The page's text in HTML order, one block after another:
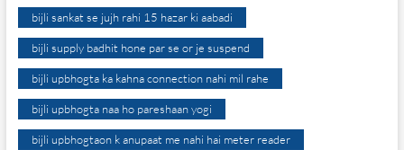
bijli sankat se jujh rahi 15 hazar ki aabadi
bijli supply badhit hone par se or je suspend
bijli upbhogta ka kahna connection nahi mil rahe
bijli upbhogta naa ho pareshaan yogi
bijli upbhogtaon k anupaat me nahi hai meter reader